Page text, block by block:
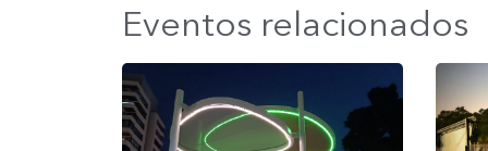
Eventos relacionados